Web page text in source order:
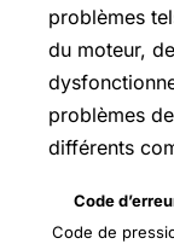
problèmes
du moteur,
problèmes
différents
Code
Code de